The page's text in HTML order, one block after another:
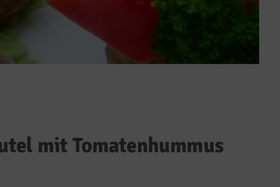
mit Tomatenhummus